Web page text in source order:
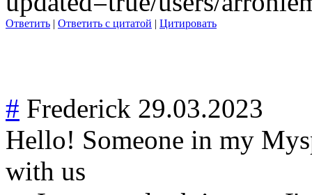
Ответить | Ответить с цитатой | Цитировать
# Frederick 29.03.2023
Hello! Someone in my
with us